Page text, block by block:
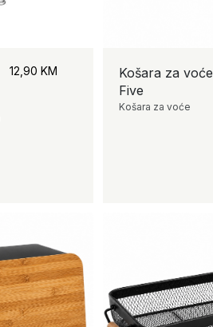
12,90 KM
Košara za voće
Five
Košara za voće